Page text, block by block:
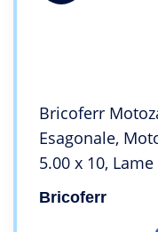
Bricoferr
Esagonale,
5.00 x 10,
motociclata
Bricoferr